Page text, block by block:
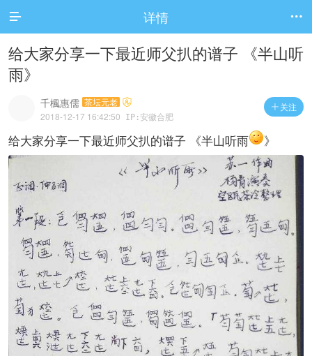
 详情 
给大家分享一下最近师父扒的谱子 《半山听
雨》
 关注
千楓惠儒 茶坛元老
2018-12-17 16:42:50 IP:安徽合肥
给大家分享一下最近师父扒的谱子 《半山听雨 》